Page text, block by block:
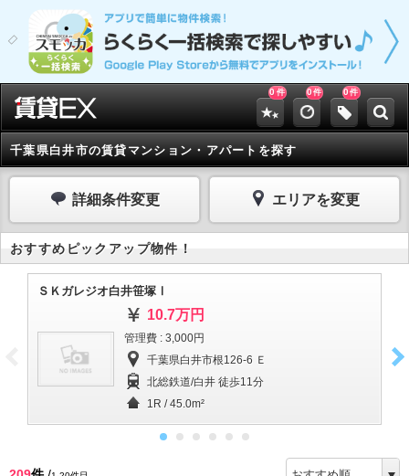
0 件 0件 0件
千葉県白井市の賃貸マンション・アパートを探す
詳細条件変更 エリアを変更
おすすめピックアップ物件！
ＳＫガレジオ白井笹塚Ⅰ
10.7万円
管理費 : 3,000円
千葉県白井市根126-6 Ｅ
北総鉄道/白井 徒歩11分
1R / 45.0m²